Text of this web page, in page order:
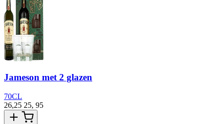
Jameson met 2 glazen
70CL
26,25 25, 95